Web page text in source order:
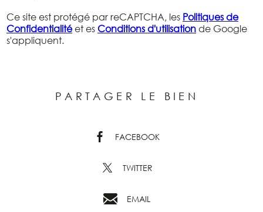
Ce site est protégé par reCAPTCHA, les Politiques de
Confidentialitéet es Conditions d'utilisation de Google
s'appliquent.
PARTAGER LE BIEN
FACEBOOK
TWITTER
EMAIL